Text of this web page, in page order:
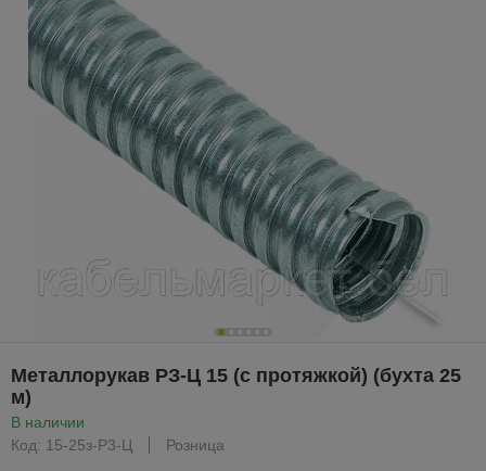
Металлорукав РЗ-Ц 15 (с протяжкой) (бухта 25
м)
В наличии
Код: 15-25з-Р3-Ц
Розница